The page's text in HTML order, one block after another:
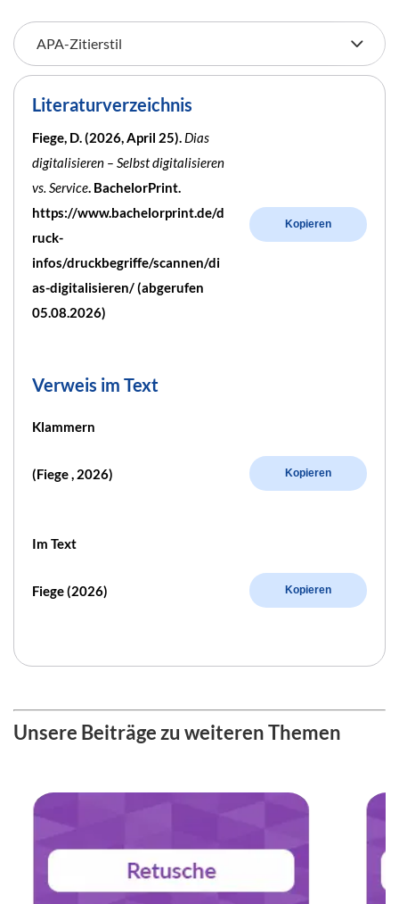
Literaturverzeichnis
Fiege, D. (2026, April 25). Dias
digitalisieren – Selbst digitalisieren
vs. Service . BachelorPrint.
https://www.bachelorprint.de/d
ruck-
infos/druckbegriffe/scannen/di
as-digitalisieren/ (abgerufen
05.08.2026)
Kopieren
Verweis im Text
Klammern
(Fiege , 2026) Kopieren
Im Text
Fiege (2026) Kopieren
Unsere Beiträge zu weiteren Themen